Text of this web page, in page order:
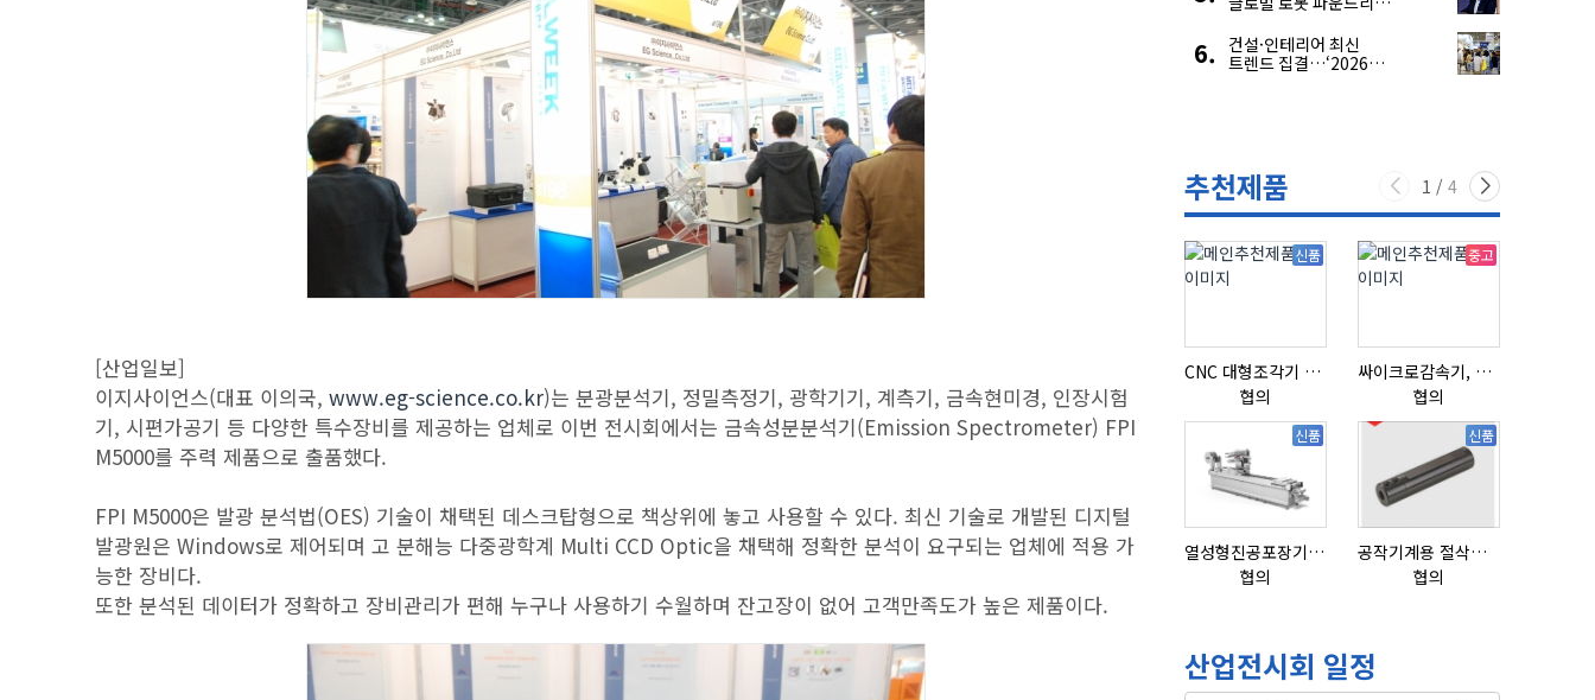
[산업일보]
이지사이언스(대표 이의국, www.eg-science.co.kr)는 분광분석기, 정밀측정기, 광학기기, 계측기, 금속현미경, 인장시험
기, 시편가공기 등 다양한 특수장비를 제공하는 업체로 이번 전시회에서는 금속성분분석기(Emission Spectrometer) FPI
M5000를 주력 제품으로 출품했다.
FPI M5000은 발광 분석법(OES) 기술이 채택된 데스크탑형으로 책상위에 놓고 사용할 수 있다. 최신 기술로 개발된 디지털
발광원은 Windows로 제어되며 고 분해능 다중광학계 Multi CCD Optic을 채택해 정확한 분석이 요구되는 업체에 적용 가
능한 장비다.
또한 분석된 데이터가 정확하고 장비관리가 편해 누구나 사용하기 수월하며 잔고장이 없어 고객만족도가 높은 제품이다.
건설·인테리어 최신
트렌드 집결…‘2026
추천제품 1 / 4
신품
CNC 대형조각기 K-2040B
협의
중고
싸이크로감속기, 감속기제작
협의
신품
열성형진공포장기 표준형 모델 OMNIVAC S-200
협의
신품
공작기계용 절삭공구, 슬리브(SLEEVE)
협의
산업전시회 일정